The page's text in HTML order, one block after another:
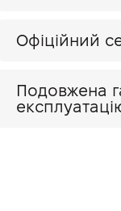
Офіційний
Подовжена